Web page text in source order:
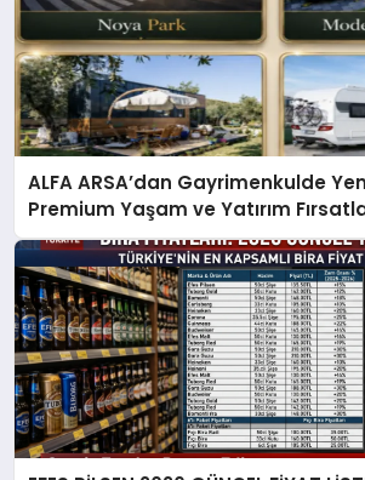
ALFA ARSA’dan Gayrimenkulde
Premium Yaşam ve Yatırım